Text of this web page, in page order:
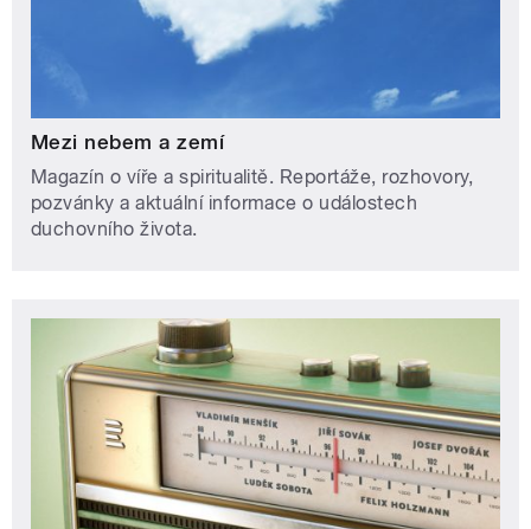
Mezi nebem a zemí
Magazín o víře a spiritualitě. Reportáže, rozhovory,
pozvánky a aktuální informace o událostech
duchovního života.